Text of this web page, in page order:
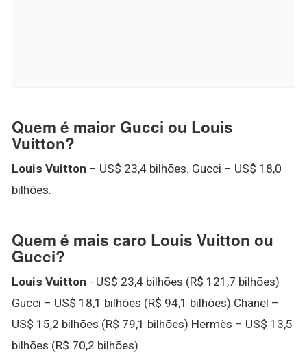
Quem é maior Gucci ou Louis
Vuitton?
Louis Vuitton – US$ 23,4 bilhões. Gucci – US$ 18,0
bilhões.
Quem é mais caro Louis Vuitton ou
Gucci?
Louis Vuitton - US$ 23,4 bilhões (R$ 121,7 bilhões)
Gucci – US$ 18,1 bilhões (R$ 94,1 bilhões) Chanel –
US$ 15,2 bilhões (R$ 79,1 bilhões) Hermès – US$ 13,5
bilhões (R$ 70,2 bilhões)